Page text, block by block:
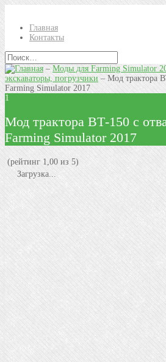
Главная
Контакты
–Моды для Farming Simulator
экскаваторы, погрузчики – Мод трактора
Farming Simulator 2017
1
Мод трактора ВТ-150 с
Farming Simulator 2017
(рейтинг 1,00 из 5)
Загрузка...